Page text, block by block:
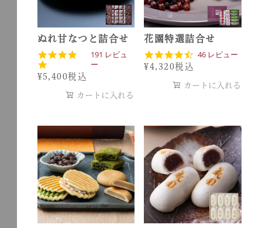
ぬれ甘なつと詰合せ
4
8
s
t
r
a
t
i
n
g
191 レビュ
ー
¥5,400税込
カートに入れる
花園特選詰合せ
4
s
r
a
t
i
n
g
46 レビュー
¥4,320税込
カートに入れる